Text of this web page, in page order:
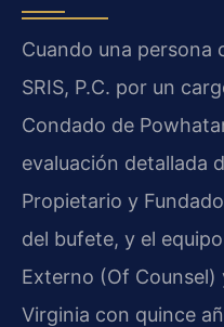
Cuando una persona
SRIS, P.C. por un
Condado de
evaluación detallada
Propietario y
del bufete, y el
Externo (Of Counsel)
Virginia con quince